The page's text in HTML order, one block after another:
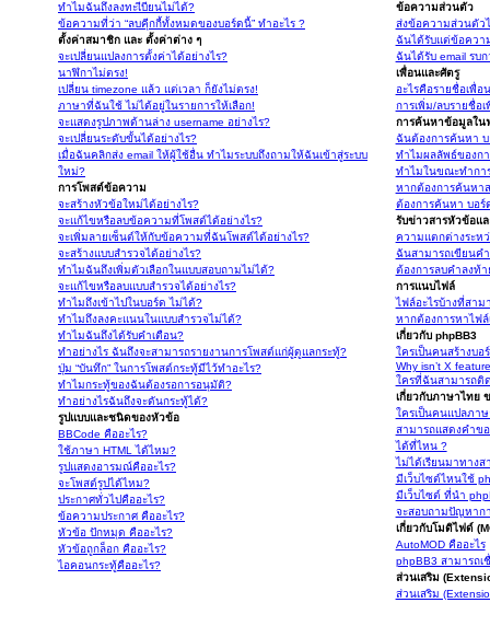
ทำไมฉันถึงลงทะเีบียนไม่ได้?
ข้อความที่ว่า “ลบคุีกกี้ทั้งหมดของบอร์ดนี้” ทำอะไร ?
ตั้งค่าสมาชิก และ ตั้งค่าต่าง ๆ
จะเปลี่ยนแปลงการตั้งค่าได้อย่างไร?
นาฬิกาไม่ตรง!
เปลี่ยน timezone แล้ว แต่เวลา ก็ยังไม่ตรง!
ภาษาที่ฉันใช้ ไม่ได้อยู่ในรายการให้เลือก!
จะแสดงรูปภาพด้านล่าง username อย่างไร?
จะเปลี่ยนระดับขั้นได้อย่างไร?
เมื่อฉันคลิกส่ง email ให้ผู้ใช้อื่น ทำไมระบบถึงถามให้ฉันเข้าสู่ระบบ
ใหม่?
การโพสต์ข้อความ
จะสร้างหัวข้อใหม่ได้อย่างไร?
จะแก้ไขหรือลบข้อความที่โพสต์ได้อย่างไร?
จะเพิ่มลายเซ็นต์ให้กับข้อความที่ฉันโพสต์ได้อย่างไร?
จะสร้างแบบสำรวจได้อย่างไร?
ทำไมฉันถึงเพิ่มตัวเลือกในแบบสอบถามไม่ได้?
จะแก้ไขหรือลบแบบสำรวจได้อย่างไร?
ทำไมถึงเข้าไปในบอร์ด ไม่ได้?
ทำไมถึงลงคะแนนในแบบสำรวจไม่ได้?
ทำไมฉันถึงได้รับคำเตือน?
ทำอย่างไร ฉันถึงจะสามารถรายงานการโพสต์แก่ผู้ดูแลกระทู้?
ปุ่ม “บันทึก” ในการโพสต์กระทู้มีไว้ทำอะไร?
ทำไมกระทู้ของฉันต้องรอการอนุมัติ?
ทำอย่างไรฉันถึงจะดันกระทู้ได้?
รูปแบบและชนิดของหัวข้อ
BBCode คืออะไร?
ใช้ภาษา HTML ได้ไหม?
รูปแสดงอารมณ์คืออะไร?
จะโพสต์รูปได้ไหม?
ประกาศทั่วไปคืออะไร?
ข้อความประกาศ คืออะไร?
หัวข้อ ปักหมุด คืออะไร?
หัวข้อถูกล็อก คืออะไร?
ไอคอนกระทู้คืออะไร?
ข้อความส่วนตัว
ส่งข้อความส่วนตัว
ฉันได้รับแต่ข้อควา
ฉันได้รับ email รบ
เพื่อนและศัตรู
อะไรคือรายชื่อเพื่
การเพิ่ม/ลบรายชื่อ
การค้นหาข้อมูลใน
ฉันต้องการค้นหา บ
ทำไมผลลัพธ์ของก
ทำไมในขณะทำกา
หากต้องการค้นหา
ต้องการค้นหา บอร์
รับข่าวสารหัวข้อแล
ความแตกต่างระหว่
ฉันสามารถเขียนค
ต้องการลบคำลงท้า
การแนบไฟล์
ไฟล์อะไรบ้างที่สา
หากต้องการหาไฟล์
เกี่ยวกับ phpBB3
ใครเป็นคนสร้างบอ
Why isn’t X
ใครที่ฉันสามารถติ
เกี่ยวกับภาษาไทย
ใครเป็นคนแปลภา
สามารถแสดงคำข
ได้ที่ไหน ?
ไม่ได้เรียนมาทาง
มีเว็บไซต์ไหนใช้
มีเว็บไซต์ ที่นำ
จะสอบถามปัญหาก
เกี่ยวกับโมดิไฟด์
AutoMOD คืออะไร
phpBB3 สามารถเ
ส่วนเสริม
ส่วนเสริม